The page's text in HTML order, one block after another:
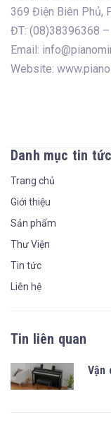
369 Điện Biên Phủ,
ĐT: (08)38396368
Email:
Website:
Danh mục tin tức
Trang chủ
Giới thiệu
Sản phẩm
Thư Viện
Tin tức
Liên hệ
Tin liên quan
Vận